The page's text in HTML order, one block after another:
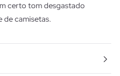
certo tom desgastado
de camisetas.